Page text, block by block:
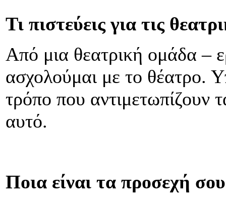
Τι πιστεύεις για τις
Από μια θεατρική ομάδα –
ασχολούμαι με το θέατρο.
τρόπο που αντιμετωπίζουν
αυτό.
Ποια είναι τα προσεχή